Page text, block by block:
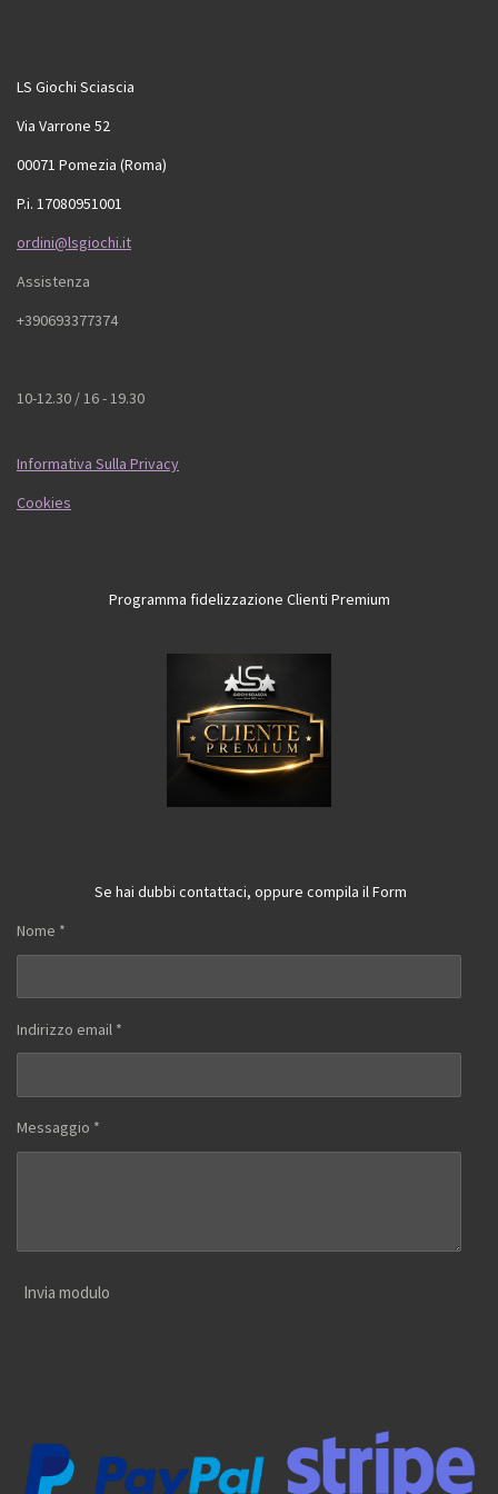
LS Giochi Sciascia
Via Varrone 52
00071 Pomezia (Roma)
P.i. 17080951001
ordini@lsgiochi.it
Assistenza
+390693377374
10-12.30 / 16 - 19.30
Informativa Sulla Privacy
Cookies
Programma fidelizzazione Clienti Premium
Se hai dubbi contattaci, oppure compila il Form
Nome *
Indirizzo email *
Messaggio *
Invia modulo